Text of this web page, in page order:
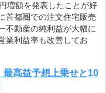
増額を発表したことが好
首都圏での注文住宅販売
不動産の純利益が大幅に
業利益率も改善してお
最高益予想上乗せと10